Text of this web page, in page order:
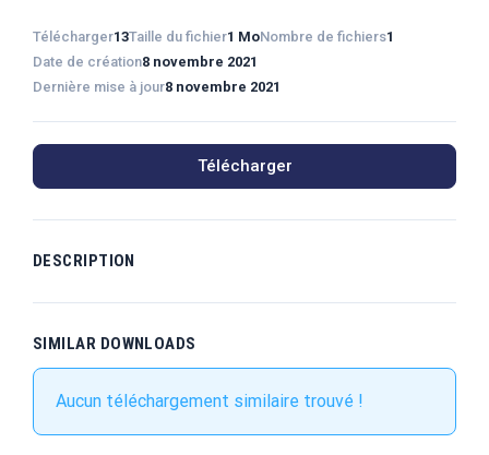
Télécharger13Taille du fichier1 MoNombre de fichiers1
Date de création8 novembre 2021
Dernière mise à jour8 novembre 2021
Télécharger
DESCRIPTION
SIMILAR DOWNLOADS
Aucun téléchargement similaire trouvé !